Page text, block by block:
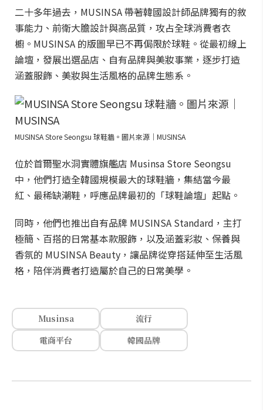
二十多年過去，MUSINSA 帶著韓國設計師品牌獨有的敘
事能力、前衛大膽設計與高品質，攻占全球消費者衣
櫥。MUSINSA 的版圖早已不再侷限於球鞋。從最初線上
論壇，發展出選品店、自有品牌與美妝事業，逐步打造
涵蓋服飾、美妝與生活風格的品牌生態系。
MUSINSA Store Seongsu 球鞋牆。圖片來源｜MUSINSA
位於首爾聖水洞實體旗艦店 Musinsa Store Seongsu
中，他們打造全韓國規模最大的球鞋牆，集結當今最
紅、最稀缺潮鞋，呼應品牌最初的「球鞋論壇」起點。
同時，他們也推出自有品牌 MUSINSA Standard，主打
極簡、百搭的日常基本款服飾，以及涵蓋彩妝、保養與
香氛的 MUSINSA Beauty，讓品牌從穿搭延伸至生活風
格，陪伴消費者打造屬於自己的日常美學。
Musinsa
流行
電商平台
韓國品牌